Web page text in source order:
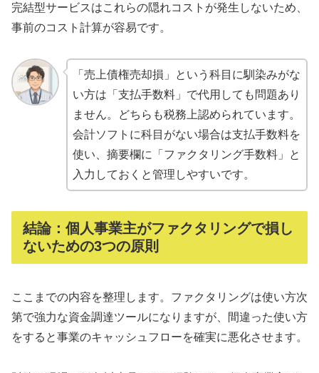
完結型サービスはこれらの隠れコストが発生しないため、
事前のコスト計算が容易です。
「売上債権売却損」という科目に馴染みがな
い方は「支払手数料」で代用しても問題あり
ません。どちらも税務上認められています。
会計ソフトに科目がない場合は支払手数料を
使い、摘要欄に「ファクタリング手数料」と
入力しておくと管理しやすいです。
結論：個人事業主がファクタリングで損し
ないための3つの原則
ここまでの内容を整理します。ファクタリングは使い方次
第で強力な資金調達ツールになりますが、間違った使い方
をすると事業のキャッシュフローを確実に悪化させます。